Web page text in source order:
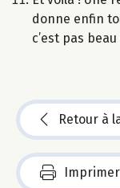
donne enfin
c’est pas beau
Retour à